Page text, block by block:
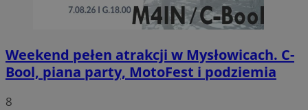
Weekend pełen atrakcji w Mysłowicach. C-
Bool, piana party, MotoFest i podziemia
8